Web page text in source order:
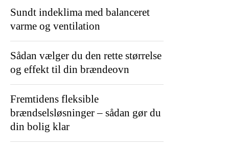
Sundt indeklima med balanceret
varme og ventilation
Sådan vælger du den rette størrelse
og effekt til din brændeovn
Fremtidens fleksible
brændselsløsninger – sådan gør du
din bolig klar